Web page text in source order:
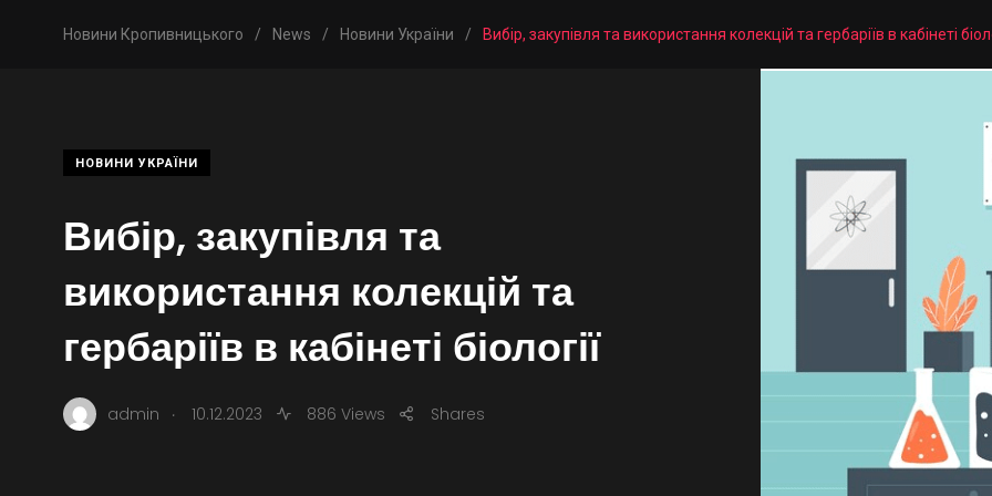
Новини Кропивницького / News / Новини України / Вибір, закупівля та використання колекцій та гербаріїв в кабінеті
НОВИНИ УКРАЇНИ
Вибір, закупівля та
використання колекцій та
гербаріїв в кабінеті біології
admin . 10.12.2023 886 Views Shares